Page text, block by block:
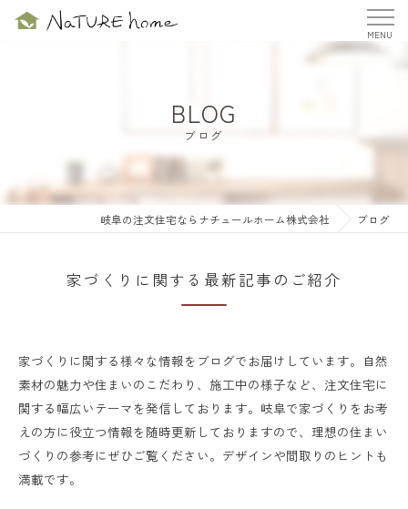
BLOG
ブログ
岐阜の注文住宅ならナチュールホーム株式会社 ブログ
家づくりに関する最新記事のご紹介
家づくりに関する様々な情報をブログでお届けしています。自然
素材の魅力や住まいのこだわり、施工中の様子など、注文住宅に
関する幅広いテーマを発信しております。岐阜で家づくりをお考
えの方に役立つ情報を随時更新しておりますので、理想の住まい
づくりの参考にぜひご覧ください。デザインや間取りのヒントも
満載です。